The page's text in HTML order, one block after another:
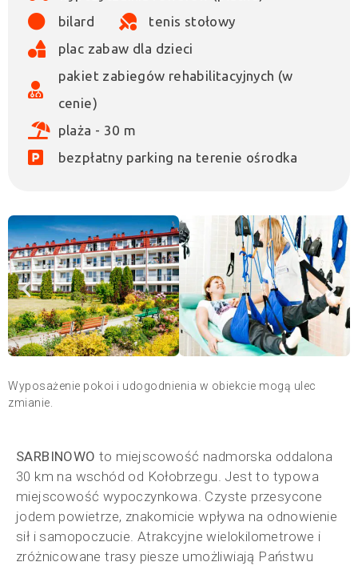
bilard
tenis stołowy
plac zabaw dla dzieci
pakiet zabiegów rehabilitacyjnych (w
cenie)
plaża - 30 m
bezpłatny parking na terenie ośrodka
Wyposażenie pokoi i udogodnienia w obiekcie mogą ulec
zmianie.
SARBINOWO to miejscowość nadmorska oddalona
30 km na wschód od Kołobrzegu. Jest to typowa
miejscowość wypoczynkowa. Czyste przesycone
jodem powietrze, znakomicie wpływa na odnowienie
sił i samopoczucie. Atrakcyjne wielokilometrowe i
zróżnicowane trasy piesze umożliwiają Państwu